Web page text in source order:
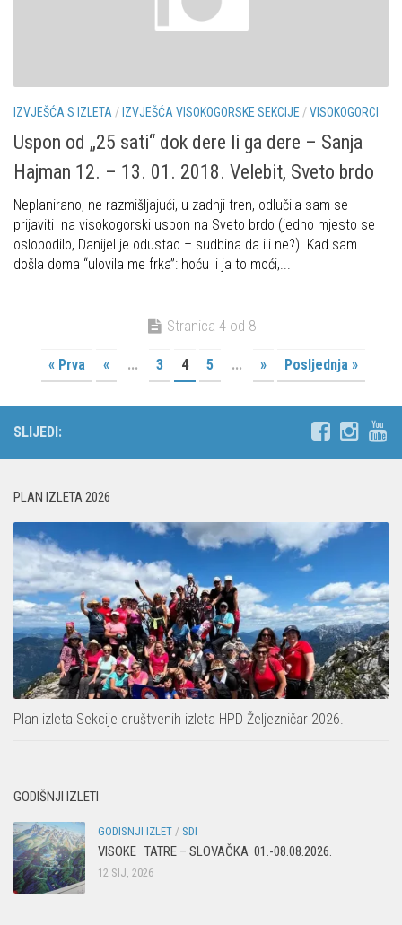
IZVJEŠĆA S IZLETA/ IZVJEŠĆA VISOKOGORSKE SEKCIJE /VISOKOGORCI
Uspon od „25 sati“ dok dere li ga dere – Sanja
Hajman 12. – 13. 01. 2018. Velebit, Sveto brdo
Neplanirano, ne razmišljajući, u zadnji tren, odlučila sam se
prijaviti na visokogorski uspon na Sveto brdo (jedno mjesto se
oslobodilo, Danijel je odustao – sudbina da ili ne?). Kad sam
došla doma “ulovila me frka”: hoću li ja to moći,...
Stranica 4 od 8
« Prva « ... 3 4 5 ... » Posljednja »
SLIJEDI:
PLAN IZLETA 2026
Plan izleta Sekcije društvenih izleta HPD Željezničar 2026.
GODIŠNJI IZLETI
GODISNJI IZLET / SDI
VISOKE TATRE – SLOVAČKA 01.-08.08.2026.
12 SIJ, 2026